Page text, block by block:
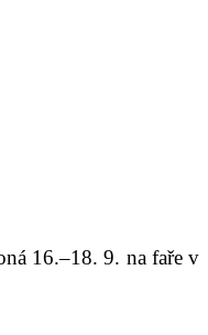
16.–18. 9. na faře v